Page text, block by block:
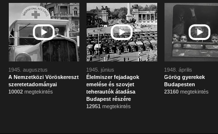
1945. augusztus
A Nemzetközi Vöröskereszt
szeretetadományai
10002 megtekintés
1945. június
Élelmiszer fejadagok
emelése és szovjet
teherautók átadása
Budapest részére
12951 megtekintés
1948. április
Görög gyerekek
Budapesten
23160 megtekintés